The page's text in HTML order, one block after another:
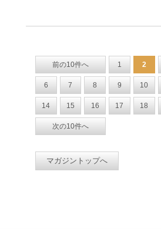
前の10件へ 1 2
6 7 8 9 10
14 15 16 17 18
次の10件へ
マガジントップへ